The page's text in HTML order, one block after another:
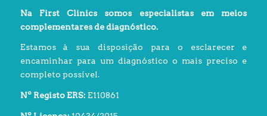
Na First Clinics somos especialistas em meios
complementares de diagnóstico.
Estamos à sua disposição para o esclarecer e
encaminhar para um diagnóstico o mais preciso e
completo possível.
Nº Registo ERS: E110861